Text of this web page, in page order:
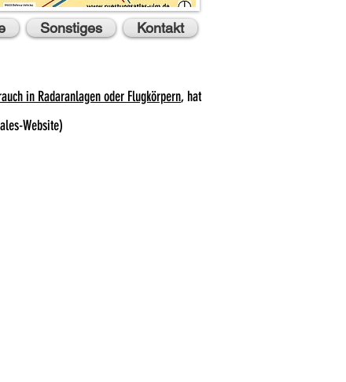
Sonstiges Kontakt
in Radaranlagen oder Flugkörpern, hat
Website)